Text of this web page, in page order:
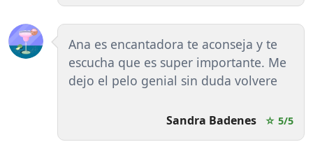
Ana es encantadora te aconseja y te
escucha que es super importante. Me
dejo el pelo genial sin duda volvere
Sandra Badenes ☆ 5/5